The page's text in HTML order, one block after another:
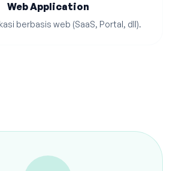
Web Application
berbasis web (SaaS, Portal, dll).